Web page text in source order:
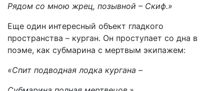
Рядом со мною жрец, позывной – Скиф.»
Еще один интересный объект гладкого
пространства – курган. Он проступает со дна в
поэме, как субмарина с мертвым экипажем:
«Спит подводная лодка кургана –